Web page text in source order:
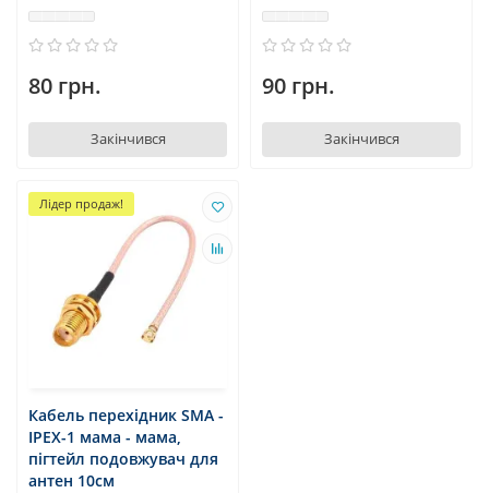
80 грн.
Закінчився
90 грн.
Закінчився
Лідер продаж!
Кабель перехідник SMA -
IPEX-1 мама - мама,
пігтейл подовжувач для
антен 10см